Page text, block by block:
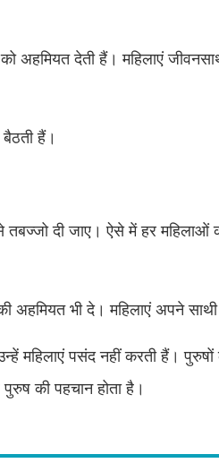
को अहमियत देती हैं। महिलाएं
हैं।
दी जाए। ऐसे में हर महिलाओं
अहमियत भी दे। महिलाएं अपने
पसंद नहीं करती हैं।
की पहचान होता है।